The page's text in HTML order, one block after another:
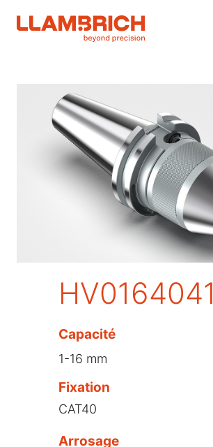
HV0164041
Capacité
1-16 mm
Fixation
CAT40
Arrosage